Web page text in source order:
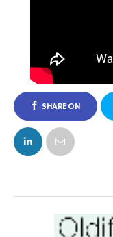
SHARE ON
FACEBOOK